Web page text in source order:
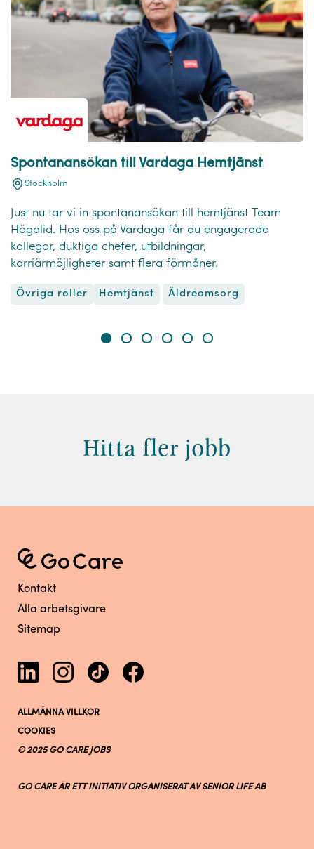
Spontanansökan till Vardaga Hemtjänst
Stockholm
Just nu tar vi in spontanansökan till hemtjänst Team
Högalid. Hos oss på Vardaga får du engagerade
kollegor, duktiga chefer, utbildningar,
karriärmöjligheter samt flera förmåner.
Övriga roller Hemtjänst Äldreomsorg
Hitta fler jobb
Kontakt
Alla arbetsgivare
Sitemap
GO CARE ÄR ETT INITIATIV ORGANISERAT AV SENIOR LIFE AB
© 2025 GO CARE JOBS
ALLMÄNNA VILLKOR
COOKIES